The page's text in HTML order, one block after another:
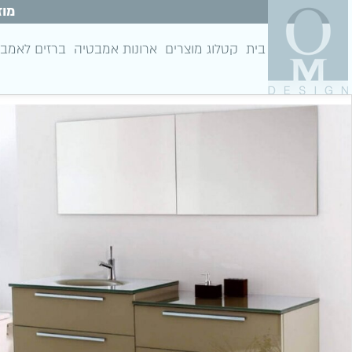
בית קטלוג מוצרים ארונות אמבטיה ברזים